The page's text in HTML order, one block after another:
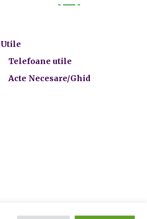
Utile
Telefoane utile
Acte Necesare/Ghid